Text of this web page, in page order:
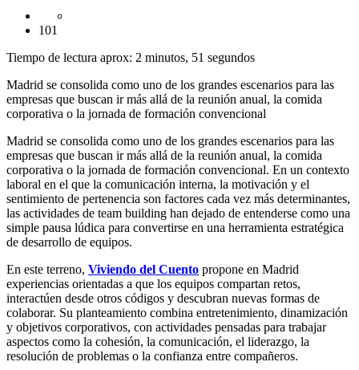
101
Tiempo de lectura aprox: 2 minutos, 51 segundos
Madrid se consolida como uno de los grandes escenarios para las
empresas que buscan ir más allá de la reunión anual, la comida
corporativa o la jornada de formación convencional
Madrid se consolida como uno de los grandes escenarios para las
empresas que buscan ir más allá de la reunión anual, la comida
corporativa o la jornada de formación convencional. En un contexto
laboral en el que la comunicación interna, la motivación y el
sentimiento de pertenencia son factores cada vez más determinantes,
las actividades de team building han dejado de entenderse como una
simple pausa lúdica para convertirse en una herramienta estratégica
de desarrollo de equipos.
En este terreno, Viviendo del Cuento propone en Madrid
experiencias orientadas a que los equipos compartan retos,
interactúen desde otros códigos y descubran nuevas formas de
colaborar. Su planteamiento combina entretenimiento, dinamización
y objetivos corporativos, con actividades pensadas para trabajar
aspectos como la cohesión, la comunicación, el liderazgo, la
resolución de problemas o la confianza entre compañeros.